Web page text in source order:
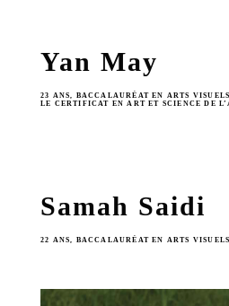
Yan May
23 ANS, BACCALAURÉAT EN ARTS
LE CERTIFICAT EN ART ET SCIENCE DE
Samah Saidi
22 ANS, BACCALAURÉAT EN ARTS